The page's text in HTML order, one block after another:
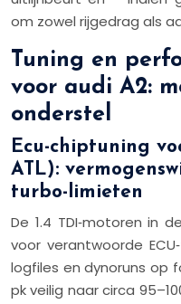
om zowel rijgedrag als
Tuning en
voor audi A2:
onderstel
Ecu-chiptuning
ATL):
turbo-limieten
De 1.4 TDI‑motoren in
voor verantwoorde
logfiles en dynoruns op
pk veilig naar circa